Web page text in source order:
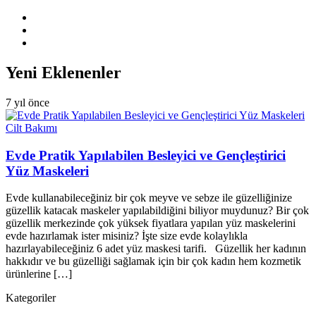
Yeni Eklenenler
7 yıl önce
Cilt Bakımı
Evde Pratik Yapılabilen Besleyici ve Gençleştirici
Yüz Maskeleri
Evde kullanabileceğiniz bir çok meyve ve sebze ile güzelliğinize
güzellik katacak maskeler yapılabildiğini biliyor muydunuz? Bir çok
güzellik merkezinde çok yüksek fiyatlara yapılan yüz maskelerini
evde hazırlamak ister misiniz? İşte size evde kolaylıkla
hazırlayabileceğiniz 6 adet yüz maskesi tarifi. Güzellik her kadının
hakkıdır ve bu güzelliği sağlamak için bir çok kadın hem kozmetik
ürünlerine […]
Kategoriler